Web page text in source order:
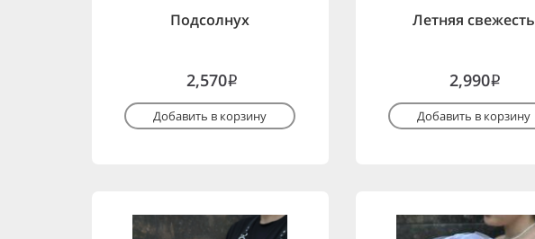
Подсолнух
2,570i
Добавить в корзину
Летняя свежесть
2,990i
Добавить в корзину